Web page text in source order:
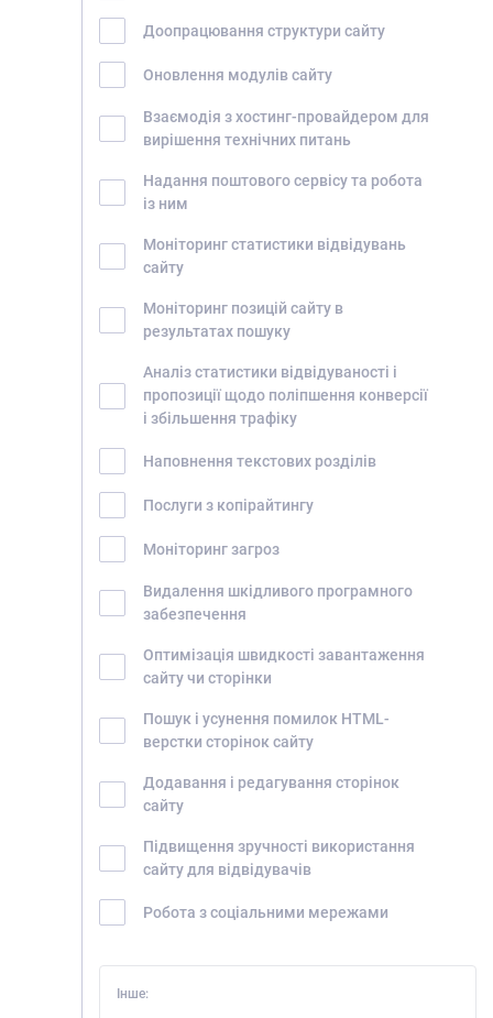
Доопрацювання структури сайту
Оновлення модулів сайту
Взаємодія з хостинг-провайдером для
вирішення технічних питань
Надання поштового сервісу та робота
із ним
Моніторинг статистики відвідувань
сайту
Моніторинг позицій сайту в
результатах пошуку
Аналіз статистики відвідуваності і
пропозиції щодо поліпшення конверсії
і збільшення трафіку
Наповнення текстових розділів
Послуги з копірайтингу
Моніторинг загроз
Видалення шкідливого програмного
забезпечення
Оптимізація швидкості завантаження
сайту чи сторінки
Пошук і усунення помилок HTML-
верстки сторінок сайту
Додавання і редагування сторінок
сайту
Підвищення зручності використання
сайту для відвідувачів
Робота з соціальними мережами
Інше:
ПОРТФОЛІО
БРИФИ
КАР’ЄРА
БЛОГ
КОНТАКТИ